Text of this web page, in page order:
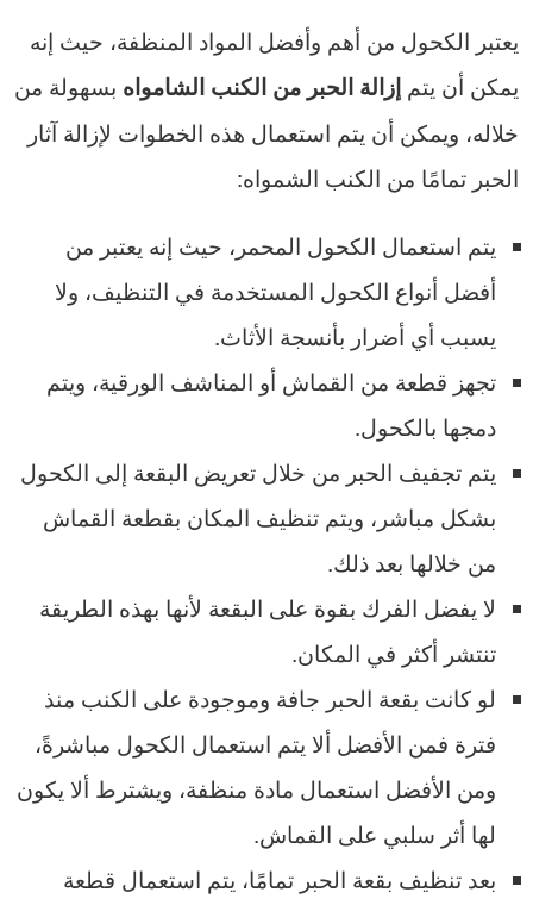
يعتبر الكحول من أهم وأفضل المواد المنظفة، حيث إنه
يمكن أن يتم إزالة الحبر من الكنب الشامواه بسهولة من
خلاله، ويمكن أن يتم استعمال هذه الخطوات لإزالة آثار
الحبر تمامًا من الكنب الشمواه:
يتم استعمال الكحول المحمر، حيث إنه يعتبر من
أفضل أنواع الكحول المستخدمة في التنظيف، ولا
يسبب أي أضرار بأنسجة الأثاث.
تجهز قطعة من القماش أو المناشف الورقية، ويتم
دمجها بالكحول.
يتم تجفيف الحبر من خلال تعريض البقعة إلى الكحول
بشكل مباشر، ويتم تنظيف المكان بقطعة القماش
من خلالها بعد ذلك.
لا يفضل الفرك بقوة على البقعة لأنها بهذه الطريقة
تنتشر أكثر في المكان.
لو كانت بقعة الحبر جافة وموجودة على الكنب منذ
فترة فمن الأفضل ألا يتم استعمال الكحول مباشرةً،
ومن الأفضل استعمال مادة منظفة، ويشترط ألا يكون
لها أثر سلبي على القماش.
بعد تنظيف بقعة الحبر تمامًا، يتم استعمال قطعة